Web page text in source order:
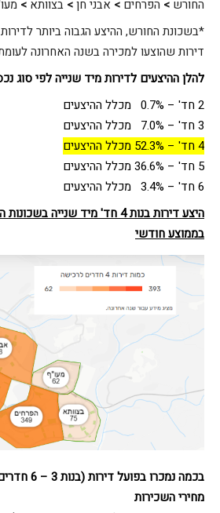
החורש > הפרחים > אבני חן> בצוותא >
דירות שהוצעו למכירה בשנה האחרונה לעומת כ-8 דירות בשאר
להלן ההיצעים לדירות מיד שנייה לפי סוג
2 חד' – 0.7% מכלל ההיצעים
3 חד' – 7.0% מכלל ההיצעים
4 חד' – 52.3% מכלל ההיצעים
5 חד' – 36.6% מכלל ההיצעים
6 חד' – 3.4% מכלל ההיצעים
היצע דירות בנות 4 חד' מיד שנייה
בממוצע חודשי
בכמה נמכרו בפועל דירות (בנות 3 – 6 חדרים) בחריש שמואל
מחירי השכירות